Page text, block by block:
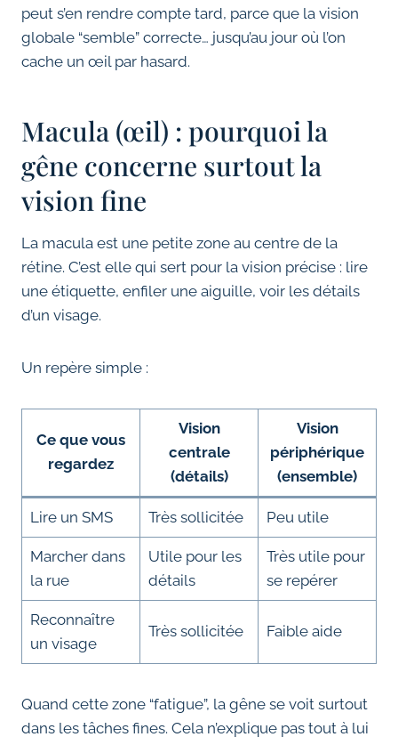
peut s’en rendre compte tard, parce que la vision
globale “semble” correcte… jusqu’au jour où l’on
cache un œil par hasard.
Macula (œil) : pourquoi la
gêne concerne surtout la
vision fine
La macula est une petite zone au centre de la
rétine. C’est elle qui sert pour la vision précise : lire
une étiquette, enfiler une aiguille, voir les détails
d’un visage.
Un repère simple :
Ce que vous
regardez
Vision
centrale
(détails)
Vision
périphérique
(ensemble)
Lire un SMS Très sollicitée Peu utile
Marcher dans
la rue
Utile pour les
détails
Très utile pour
se repérer
Reconnaître
un visage
Très sollicitée Faible aide
Quand cette zone “fatigue”, la gêne se voit surtout
dans les tâches fines. Cela n’explique pas tout à lui